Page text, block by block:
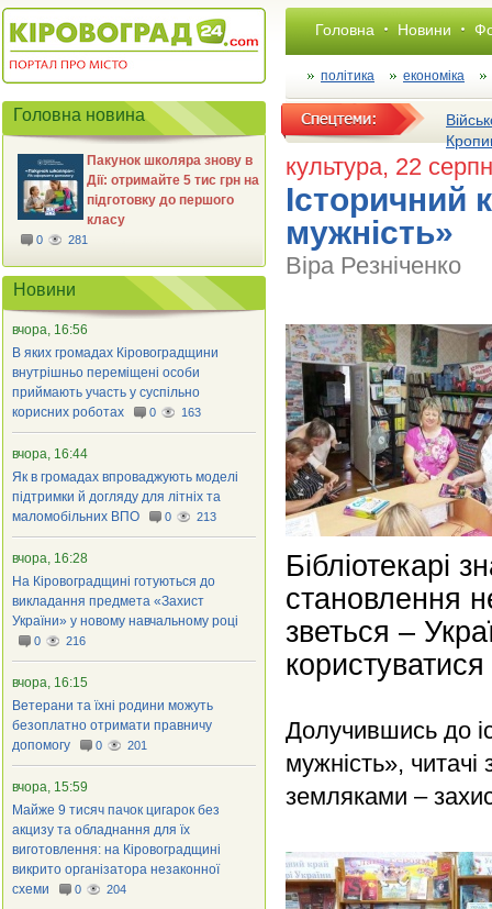
Головна Новини
політика економіка
культура, 22
Історичний
мужність»
Віра Резніченко
Бібліотекарі
становлення
зветься –
Долучившись до
мужність»,
земляками –
Головна новина
Пакунок школяра знову в
Дії: отримайте 5 тис грн на
підготовку до першого
класу
0 281
Новини
вчора, 16:56
В яких громадах Кіровоградщини
внутрішньо переміщені особи
приймають участь у суспільно
корисних роботах
0 163
вчора, 16:44
Як в громадах впроваджують моделі
підтримки й догляду для літніх та
маломобільних ВПО
0 213
вчора, 16:28
На Кіровоградщині готуються до
викладання предмета «Захист
України» у новому навчальному році
0 216
вчора, 16:15
Ветерани та їхні родини можуть
безоплатно отримати правничу
допомогу
0 201
вчора, 15:59
Майже 9 тисяч пачок цигарок без
акцизу та обладнання для їх
виготовлення: на Кіровоградщині
викрито організатора незаконної
схеми
0 204